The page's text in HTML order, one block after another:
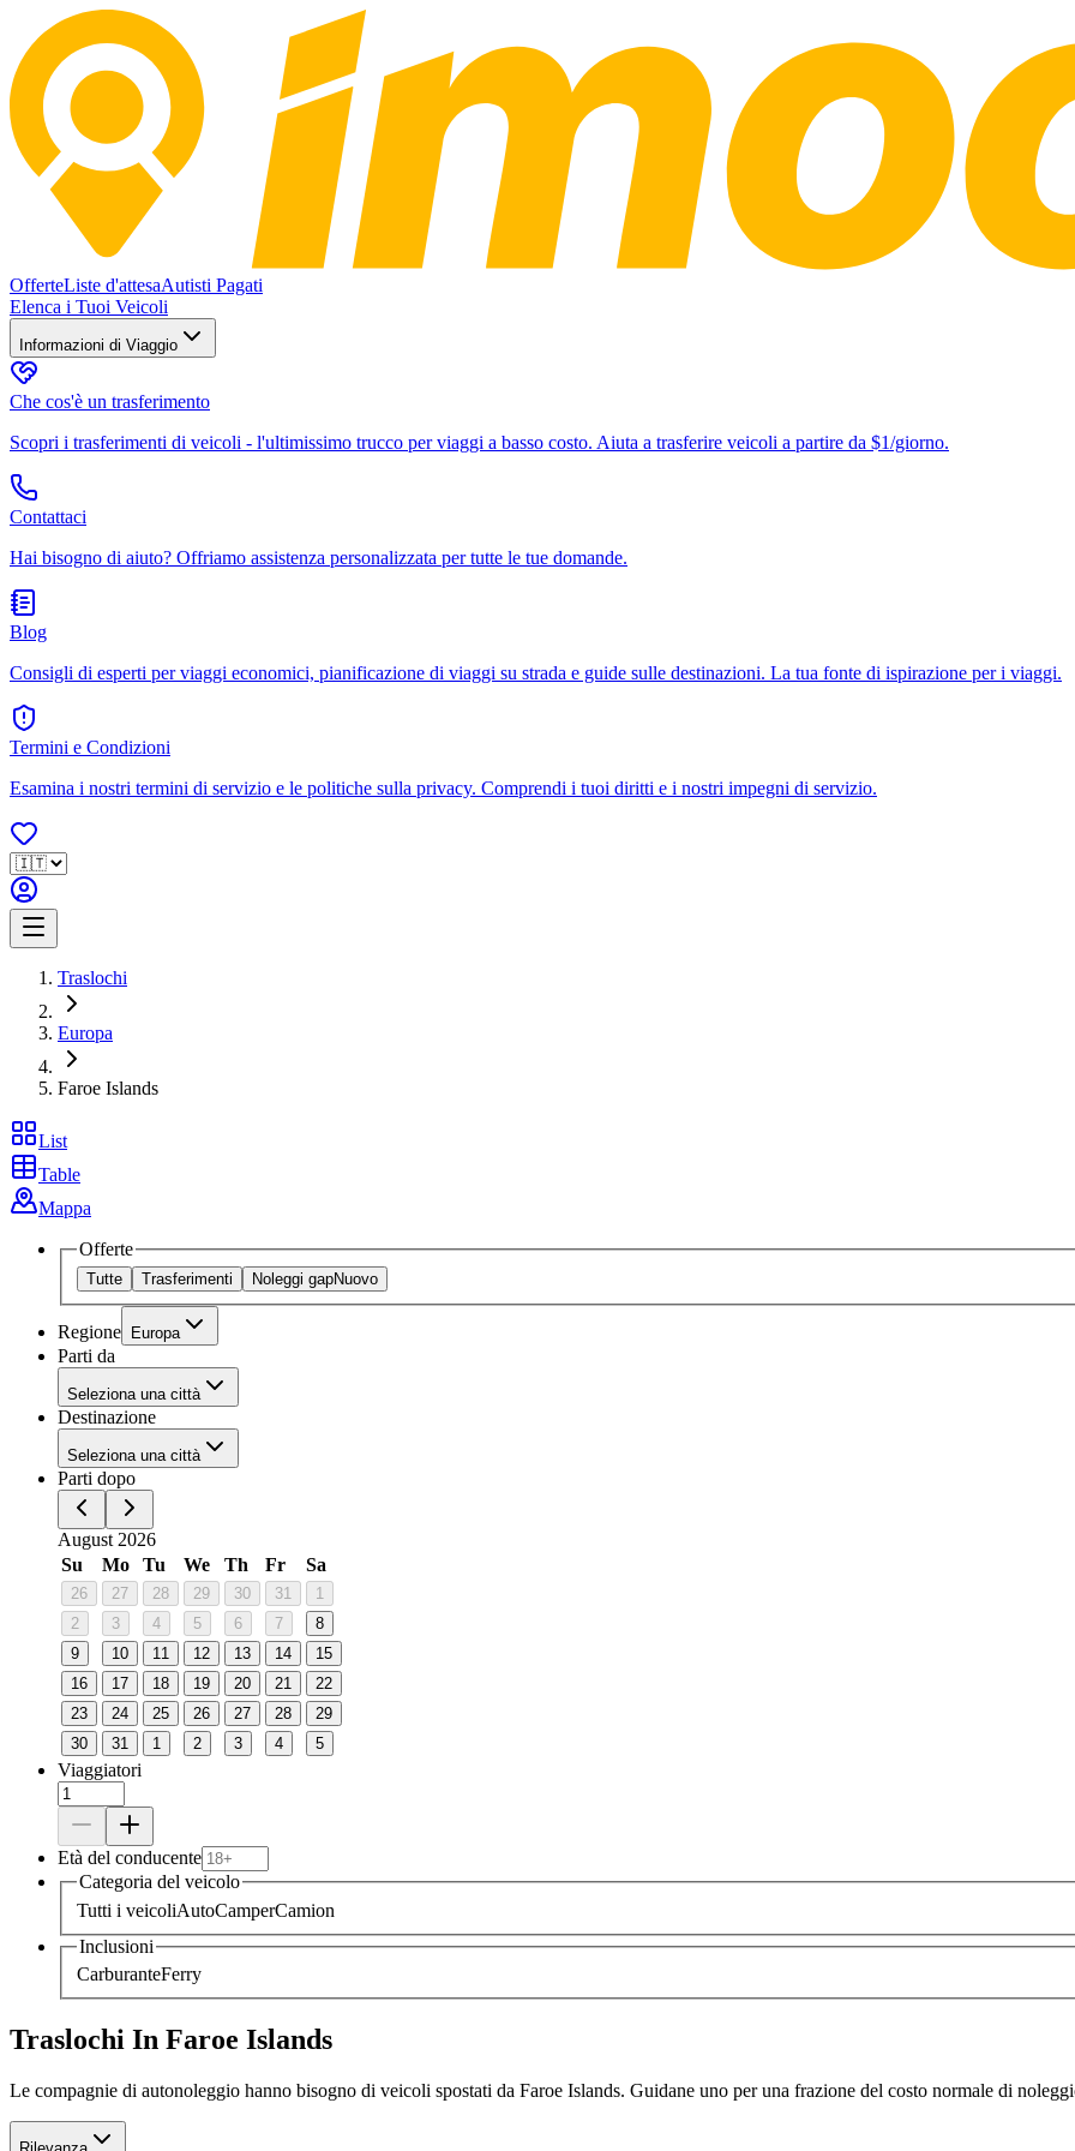
OfferteListe d'attesaAutisti Pagati
Elenca i Tuoi Veicoli
Informazioni di Viaggio
Che cos'è un trasferimento
Scopri i trasferimenti di veicoli - l'ultimissimo trucco per viaggi a basso costo. Aiuta a trasferire veicoli a partire da $1/giorno.
Contattaci
Hai bisogno di aiuto? Offriamo assistenza personalizzata per tutte le tue domande.
Blog
Consigli di esperti per viaggi economici, pianificazione di viaggi su strada e guide sulle destinazioni. La tua fonte di ispirazione per i viaggi.
Termini e Condizioni
Esamina i nostri termini di servizio e le politiche sulla privacy. Comprendi i tuoi diritti e i nostri impegni di servizio.
Traslochi
Europa
Faroe Islands
List
Table
Mappa
Offerte
Tutte Trasferimenti Noleggi gapNuovo
Regione Europa
Parti da
Seleziona una città
Destinazione
Seleziona una città
Parti dopo
August 2026
Su
Mo Tu We Th Fr Sa
26 27 28 29 30 31
1
2
3 4 5 6 7
8
9
10 11 12 13 14
15
16
17 18 19 20 21
22
23
24 25 26 27 28
29
30
31 1 2 3 4 5
Viaggiatori
Età del conducente
Categoria del veicolo
Tutti i veicoliAutoCamperCamion
Inclusioni
CarburanteFerry
Traslochi In Faroe Islands
Le compagnie di autonoleggio hanno bisogno di veicoli spostati da Faroe Islands. Guidane uno per una frazione del costo normale di